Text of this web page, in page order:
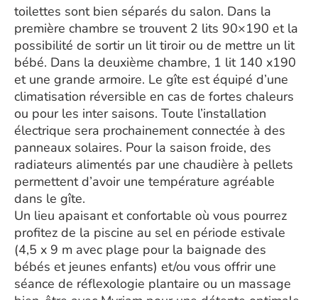
toilettes sont bien séparés du salon. Dans la
première chambre se trouvent 2 lits 90×190 et la
possibilité de sortir un lit tiroir ou de mettre un lit
bébé. Dans la deuxième chambre, 1 lit 140 x190
et une grande armoire. Le gîte est équipé d’une
climatisation réversible en cas de fortes chaleurs
ou pour les inter saisons. Toute l’installation
électrique sera prochainement connectée à des
panneaux solaires. Pour la saison froide, des
radiateurs alimentés par une chaudière à pellets
permettent d’avoir une température agréable
dans le gîte.
Un lieu apaisant et confortable où vous pourrez
profitez de la piscine au sel en période estivale
(4,5 x 9 m avec plage pour la baignade des
bébés et jeunes enfants) et/ou vous offrir une
séance de réflexologie plantaire ou un massage